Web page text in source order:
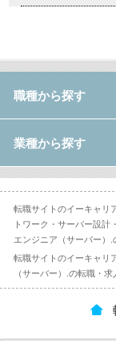
職種から探す
業種から探す
転職サイトのイーキャリ
トワーク・サーバー設計
エンジニア（サーバー）.
転職サイトのイーキャリ
（サーバー）.の転職・求